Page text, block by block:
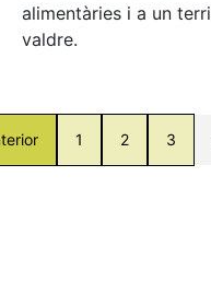
alimentàries i a un
valdre.
1 2 3